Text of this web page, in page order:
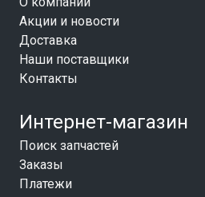
Акции и новости
Доставка
Наши поставщики
Контакты
Интернет-магазин
Поиск запчастей
Заказы
Платежи